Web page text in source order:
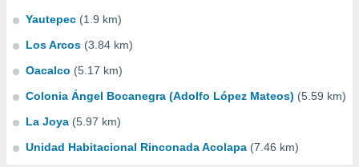
Yautepec (1.9 km)
Los Arcos (3.84 km)
Oacalco (5.17 km)
Colonia Ángel Bocanegra (Adolfo López Mateos) (5.59 km)
La Joya (5.97 km)
Unidad Habitacional Rinconada Acolapa (7.46 km)